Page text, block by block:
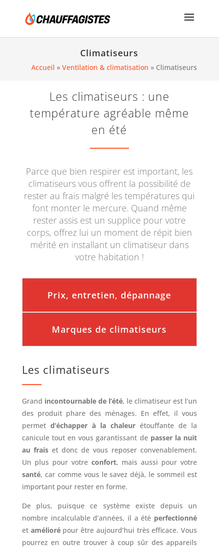
Climatiseurs
Accueil »Ventilation & climatisation » Climatiseurs
Les climatiseurs : une
température agréable même
en été
Parce que bien respirer est important, les
climatiseurs vous offrent la possibilité de
rester au frais malgré les températures qui
font monter le mercure. Quand même
rester assis est un supplice pour votre
corps, offrez lui un moment de répit bien
mérité en installant un climatiseur dans
votre habitation !
Prix, entretien, dépannage
Marques de climatiseurs
Les climatiseurs
Grand incontournable de l’été, le climatiseur est l’un
des produit phare des ménages. En effet, il vous
permet d’échapper à la chaleur étouffante de la
canicule tout en vous garantissant depasser la nuit
au fraiset donc de vous reposer convenablement.
Un plus pour votre confort, mais aussi pour votre
santé, car comme vous le savez déjà, le sommeil est
important pour rester en forme.
De plus, puisque ce système existe depuis un
nombre incalculable d’années, il a été perfectionné
etaméliorépour être aujourd’hui très efficace. Vous
pourrez en outre trouver à coup sûr des appareils